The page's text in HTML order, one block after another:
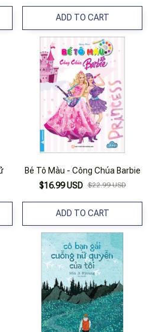
ADD TO CART
Bé Tô Màu - Công Chúa Barbie
$16.99 USD $22.99 USD
ADD TO CART